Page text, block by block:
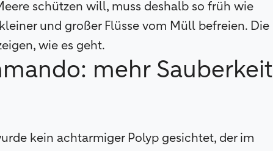
schützen will, muss deshalb so früh wie
und großer Flüsse vom Müll befreien. Die
wie es geht.
mehr Sauberkeit
kein achtarmiger Polyp gesichtet, der im